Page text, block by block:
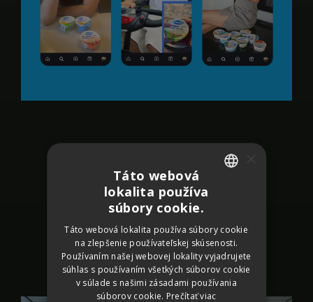
Toto všetko vyústilo do novej
kampane, ktorá prepája online
komunikácia spolu s offline na
citylightoch po celom Slovensku.
GERMAN
ENGLISH
Táto webová
lokalita používa
súbory cookie.
Táto webová lokalita používa súbory cookie
na zlepšenie používateľskej skúsenosti.
Používaním našej webovej lokality vyjadrujete
súhlas s používaním všetkých súborov cookie
v súlade s našimi zásadami používania
súborov cookie. Prečítať viac